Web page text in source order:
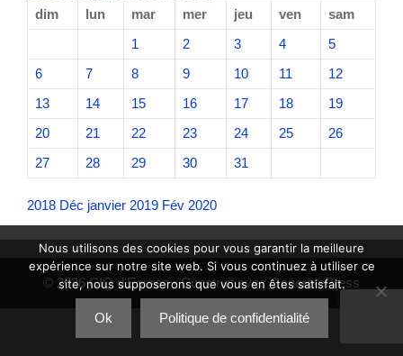
dim
lun mar mer jeu ven
sam
1
2 3 4
5
6
7 8 9 10 11
12
13
14 15 16 17 18
19
20
21 22 23 24 25
26
27
28 29 30 31
2018 Déc janvier 2019 Fév 2020
© 2026 CIQ d'Eoures• Construit avecGeneratePress
Nous utilisons des cookies pour vous garantir la meilleure
expérience sur notre site web. Si vous continuez à utiliser ce
site, nous supposerons que vous en êtes satisfait.
Ok Politique de confidentialité